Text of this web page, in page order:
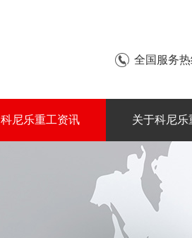
全国服务热
科尼乐重工资讯 关于科尼乐